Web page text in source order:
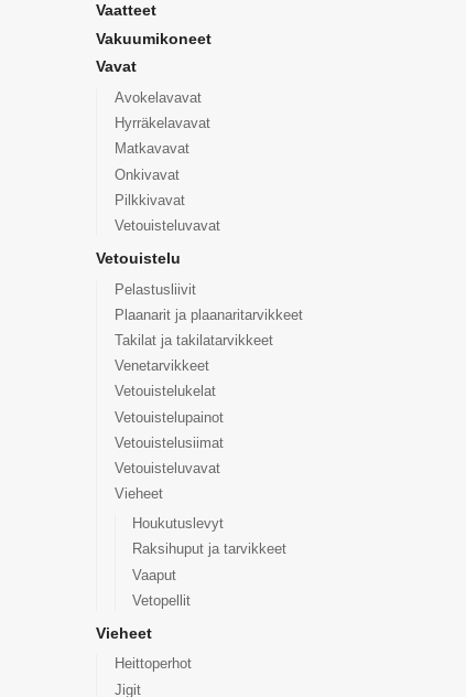
Vaatteet
Vakuumikoneet
Vavat
Avokelavavat
Hyrräkelavavat
Matkavavat
Onkivavat
Pilkkivavat
Vetouisteluvavat
Vetouistelu
Pelastusliivit
Plaanarit ja plaanaritarvikkeet
Takilat ja takilatarvikkeet
Venetarvikkeet
Vetouistelukelat
Vetouistelupainot
Vetouistelusiimat
Vetouisteluvavat
Vieheet
Houkutuslevyt
Raksihuput ja tarvikkeet
Vaaput
Vetopellit
Vieheet
Heittoperhot
Jigit